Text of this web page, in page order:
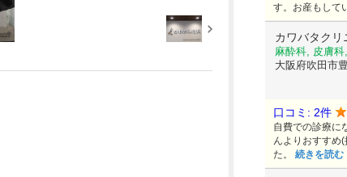
す。お産もして
カワバタクリ
麻酔科, 皮膚
大阪府吹田市
口コミ: 2件
自費での診療に
んよりおすすめ
た。 続きを読む